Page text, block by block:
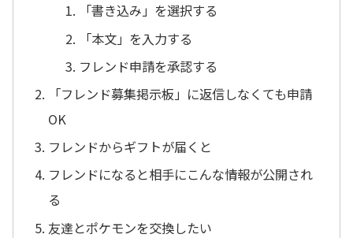
「書き込み」を選択する
「本文」を入力する
フレンド申請を承認する
「フレンド募集掲示板」に返信しなくても申請
OK
フレンドからギフトが届くと
フレンドになると相手にこんな情報が公開され
る
友達とポケモンを交換したい